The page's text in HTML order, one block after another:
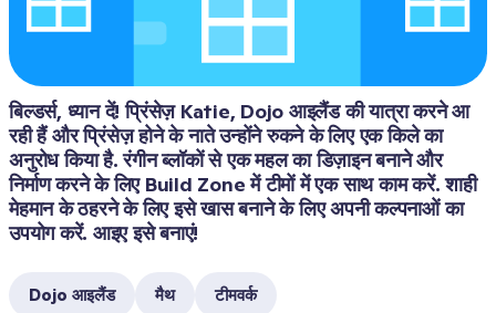
बिल्डर्स, ध्यान दें! प्रिंसेज़ Katie, Dojo आइलैंड की यात्रा करने आ
रही हैं और प्रिंसेज़ होने के नाते उन्होंने रुकने के लिए एक किले का
अनुरोध किया है. रंगीन ब्लॉकों से एक महल का डिज़ाइन बनाने और
निर्माण करने के लिए Build Zone में टीमों में एक साथ काम करें. शाही
मेहमान के ठहरने के लिए इसे खास बनाने के लिए अपनी कल्पनाओं का
उपयोग करें. आइए इसे बनाएं!
Dojo आइलैंड मैथ टीमवर्क